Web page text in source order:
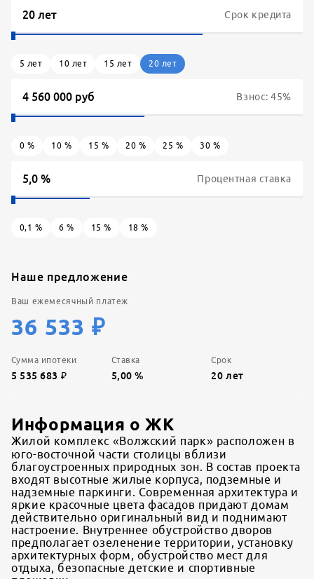
Взнос:45%
0 % 10 % 15 % 20 % 25 % 30 %
Срок кредита
5 лет 10 лет 15 лет 20 лет
Процентная ставка
0,1 % 6 % 15 % 18 %
Наше предложение
Ваш ежемесячный платеж
36 533 ₽
Сумма ипотеки
5 535 683 ₽
Ставка
5,00 %
Срок
20 лет
Информация о ЖК
Жилой комплекс «Волжский парк» расположен в
юго-восточной части столицы вблизи
благоустроенных природных зон. В состав проекта
входят высотные жилые корпуса, подземные и
надземные паркинги. Современная архитектура и
яркие красочные цвета фасадов придают домам
действительно оригинальный вид и поднимают
настроение. Внутреннее обустройство дворов
предполагает озеленение территории, установку
архитектурных форм, обустройство мест для
отдыха, безопасные детские и спортивные